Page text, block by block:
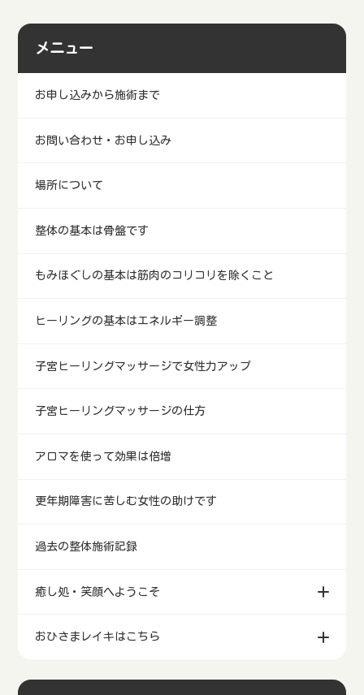
メニュー
お申し込みから施術まで
お問い合わせ・お申し込み
場所について
整体の基本は骨盤です
もみほぐしの基本は筋肉のコリコリを除くこと
ヒーリングの基本はエネルギー調整
子宮ヒーリングマッサージで女性力アップ
子宮ヒーリングマッサージの仕方
アロマを使って効果は倍増
更年期障害に苦しむ女性の助けです
過去の整体施術記録
癒し処・笑顔へようこそ
おひさまレイキはこちら